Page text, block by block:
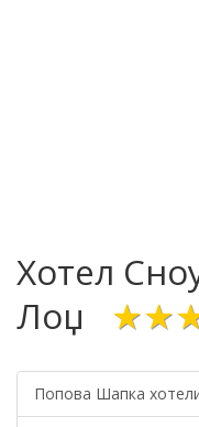
Хотел
Лоџ
Попова Шапка